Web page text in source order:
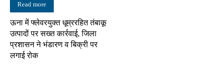
Read more
ऊना में फ्लेवरयुक्त धूम्ररहित तंबाकू
उत्पादों पर सख्त कार्रवाई, जिला
प्रशासन ने भंडारण व बिक्री पर
लगाई रोक